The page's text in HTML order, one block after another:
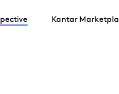
Kantar